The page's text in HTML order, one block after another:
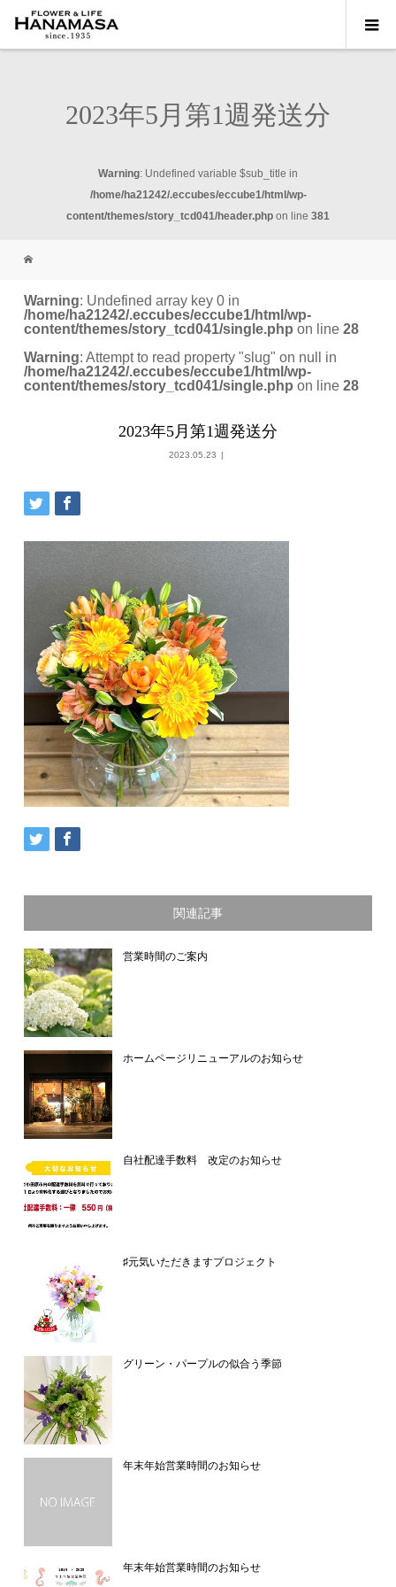
2023年5月第1週発送分
Warning: Undefined variable $sub_title in
/home/ha21242/.eccubes/eccube1/html/wp-
content/themes/story_tcd041/header.php on line 381
Warning: Undefined array key 0 in
/home/ha21242/.eccubes/eccube1/html/wp-
content/themes/story_tcd041/single.php on line28
Warning: Attempt to read property "slug" on null in
/home/ha21242/.eccubes/eccube1/html/wp-
content/themes/story_tcd041/single.php on line28
2023年5月第1週発送分
2023.05.23
関連記事
営業時間のご案内
ホームページリニューアルのお知らせ
自社配達手数料 改定のお知らせ
♯元気いただきますプロジェクト
グリーン・パープルの似合う季節
年末年始営業時間のお知らせ
年末年始営業時間のお知らせ